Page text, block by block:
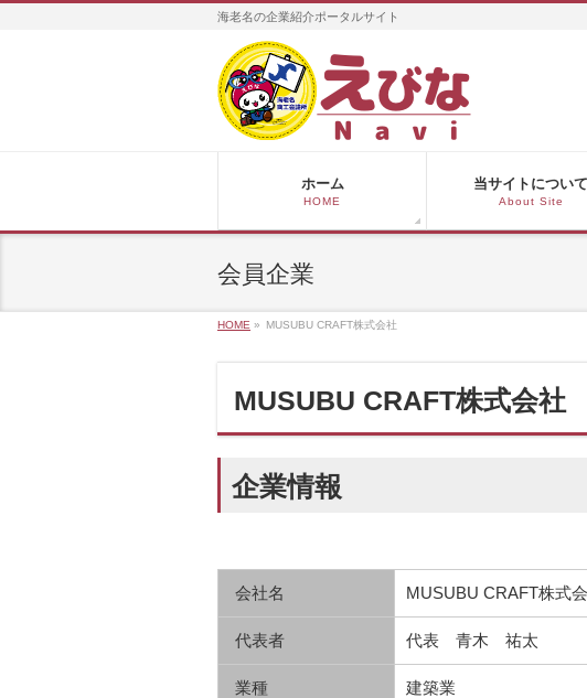
海老名の企業紹介ポータルサイト
ホーム
HOME
当サイトについて
About Site
会員企業
HOME » MUSUBU CRAFT株式会社
MUSUBU CRAFT株式会社
企業情報
会社名 MUSUBU CRAFT株式
代表者 代表 青木 祐太
業種 建築業